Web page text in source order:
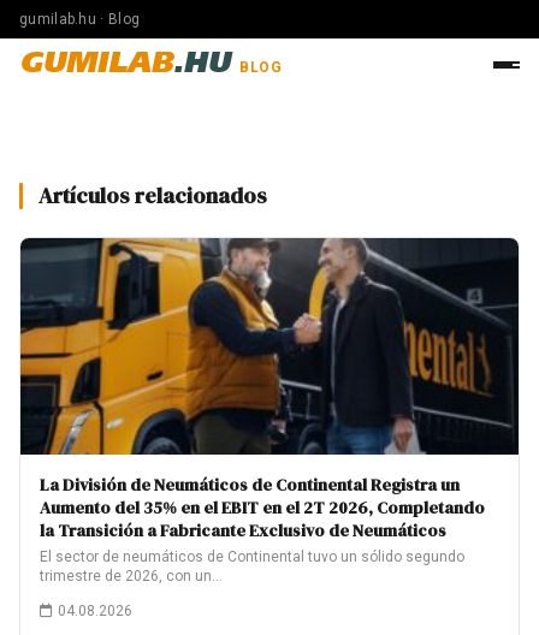
gumilab.hu · Blog
GUMILAB.HU BLOG
Artículos relacionados
La División de Neumáticos de Continental Registra un
Aumento del 35% en el EBIT en el 2T 2026, Completando
la Transición a Fabricante Exclusivo de Neumáticos
El sector de neumáticos de Continental tuvo un sólido segundo
trimestre de 2026, con un…
04.08.2026